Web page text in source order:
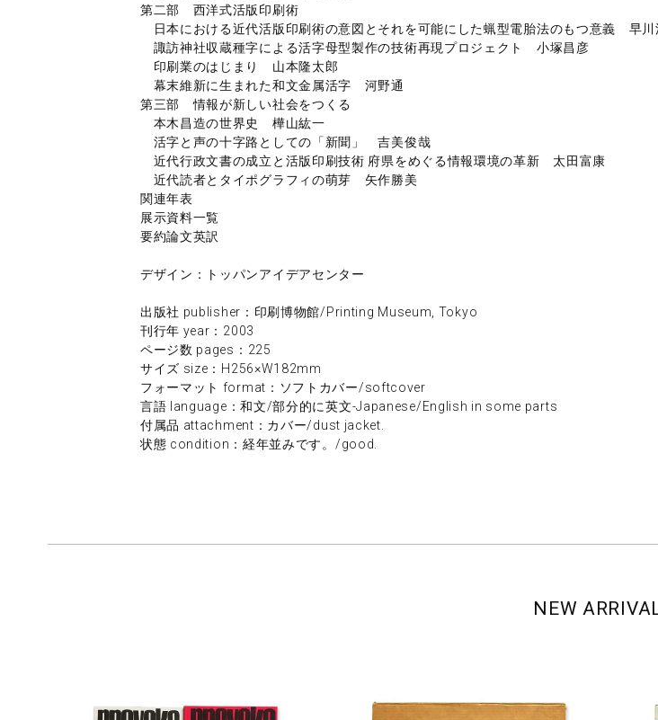
第二部 西洋式活版印刷術
日本における近代活版印刷術の意図とそれを可能にした蝋型電胎法のもつ意義 早川
諏訪神社収蔵種字による活字母型製作の技術再現プロジェクト 小塚昌彦
印刷業のはじまり 山本隆太郎
幕末維新に生まれた和文金属活字 河野通
第三部 情報が新しい社会をつくる
本木昌造の世界史 樺山紘一
活字と声の十字路としての「新聞」 吉美俊哉
近代行政文書の成立と活版印刷技術 府県をめぐる情報環境の革新 太田富康
近代読者とタイポグラフィの萌芽 矢作勝美
関連年表
展示資料一覧
要約論文英訳
デザイン：トッパンアイデアセンター
出版社 publisher：印刷博物館/Printing Museum, Tokyo
刊行年 year：2003
ページ数 pages：225
サイズ size：H256×W182mm
フォーマット format：ソフトカバー/softcover
言語 language：和文/部分的に英文-Japanese/English in some parts
付属品 attachment：カバー/dust jacket.
状態 condition：経年並みです。/good.
NEW